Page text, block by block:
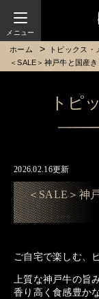
ホーム トピックス・
＜SALE＞神戸牛と国産
トピ
2026.02.16更新
＜SALE＞神
ご自宅で楽しむ、
上質な神戸牛の旨
香り高く食感豊か